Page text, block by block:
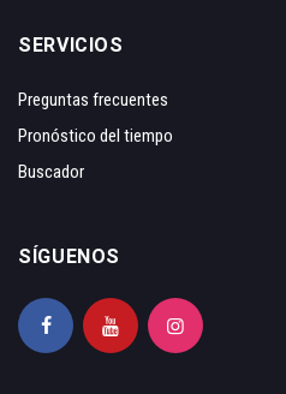
SERVICIOS
Preguntas frecuentes
Pronóstico del tiempo
Buscador
SÍGUENOS